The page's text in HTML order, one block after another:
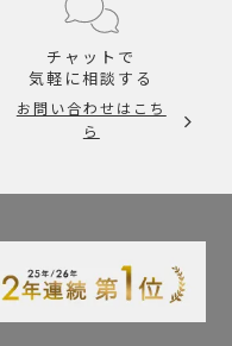
チャットで
気軽に相談する
お問い合わせはこち
ら